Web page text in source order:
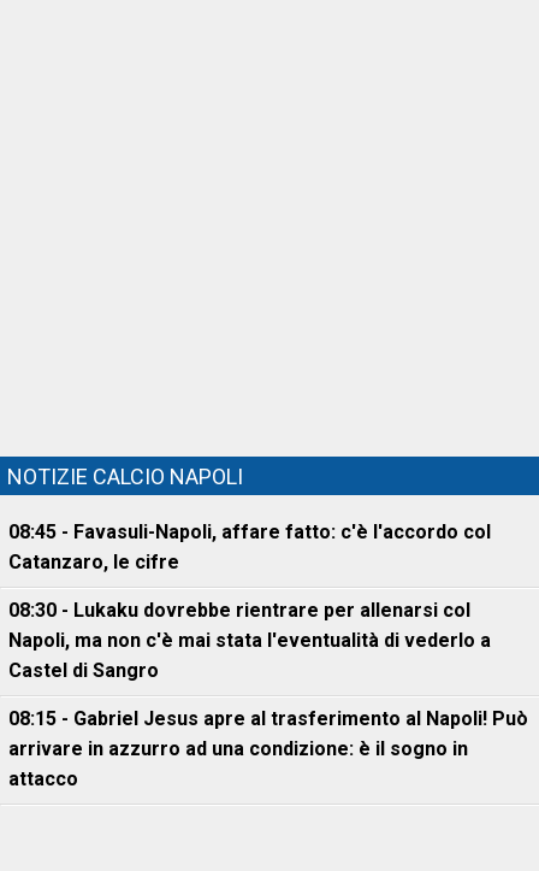
NOTIZIE CALCIO NAPOLI
08:45 - Favasuli-Napoli, affare fatto: c'è l'accordo col
Catanzaro, le cifre
08:30 - Lukaku dovrebbe rientrare per allenarsi col
Napoli, ma non c'è mai stata l'eventualità di vederlo a
Castel di Sangro
08:15 - Gabriel Jesus apre al trasferimento al Napoli! Può
arrivare in azzurro ad una condizione: è il sogno in
attacco